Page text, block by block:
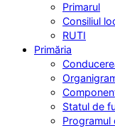
Primarul
Consiliul
RUTI
Primăria
Statul de
Programul